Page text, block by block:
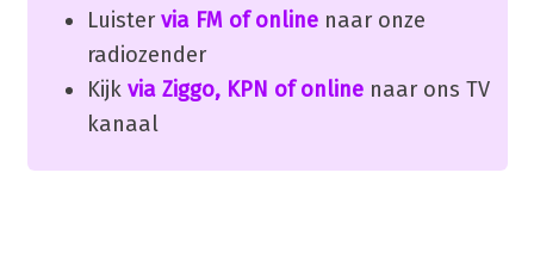
Luister via FM of onlinenaar onze
radiozender
Kijk via Ziggo, KPN of onlinenaar ons TV
kanaal